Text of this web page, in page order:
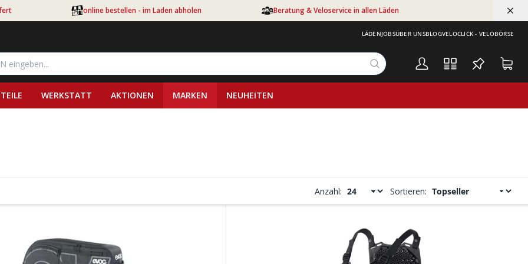
online bestellen - im Laden abholen Beratung & Veloservice in allen Läden
LÄDENJOBSÜBER UNSBLOGVELOCLICK - VELOBÖRSE
WERKSTATT AKTIONEN MARKEN NEUHEITEN
Anzahl: Sortieren: